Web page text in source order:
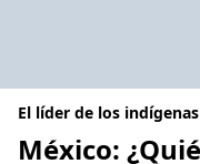
El líder de los
México: